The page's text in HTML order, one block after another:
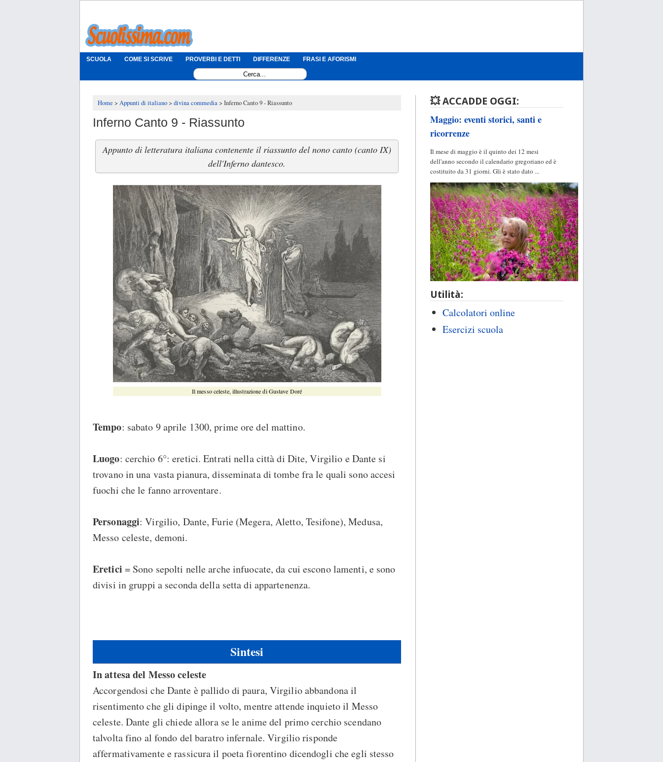
SCUOLA COME SI SCRIVE PROVERBI E DETTI DIFFERENZE FRASI E AFORISMI
Home Appunti di italiano divina commedia Inferno Canto 9 - Riassunto
Inferno Canto 9 - Riassunto
Appunto di letteratura italiana contenente il riassunto del nono canto (canto IX)
dell'Inferno dantesco.
Il messo celeste, illustrazione di Gustave Doré
Tempo: sabato 9 aprile 1300, prime ore del mattino.
Luogo: cerchio 6°: eretici. Entrati nella città di Dite, Virgilio e Dante si
trovano in una vasta pianura, disseminata di tombe fra le quali sono accesi
fuochi che le fanno arroventare.
Personaggi: Virgilio, Dante, Furie (Megera, Aletto, Tesifone), Medusa,
Messo celeste, demoni.
Eretici = Sono sepolti nelle arche infuocate, da cui escono lamenti, e sono
divisi in gruppi a seconda della setta di appartenenza.
Sintesi
In attesa del Messo celeste
Accorgendosi che Dante è pallido di paura, Virgilio abbandona il
risentimento che gli dipinge il volto, mentre attende inquieto il Messo
celeste. Dante gli chiede allora se le anime del primo cerchio scendano
talvolta fino al fondo del baratro infernale. Virgilio risponde
affermativamente e rassicura il poeta fiorentino dicendogli che egli stesso
💥 ACCADDE OGGI:
Maggio: eventi storici, santi e
ricorrenze
Il mese di maggio è il quinto dei 12 mesi
dell'anno secondo il calendario gregoriano ed è
costituito da 31 giorni. Gli è stato dato ...
Utilità:
Calcolatori online
Esercizi scuola